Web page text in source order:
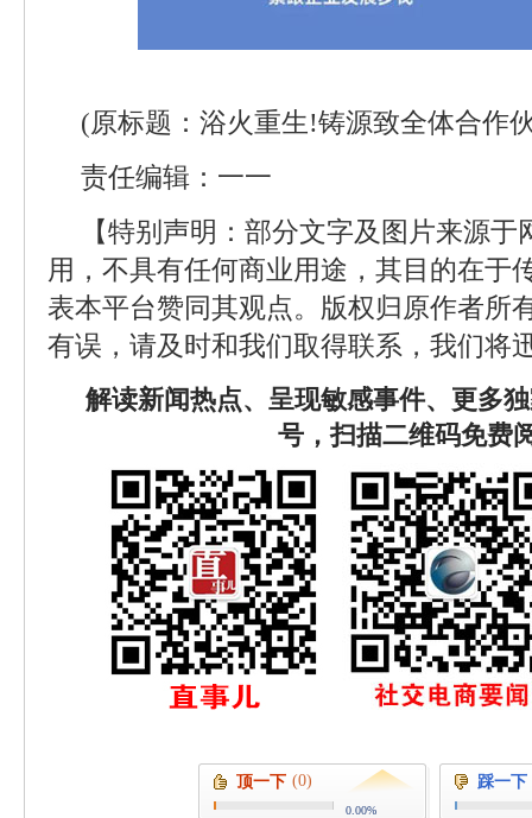
(原标题：浴火重生!铸源致全体合作
责任编辑：一一
【特别声明：部分文字及图片来源
用，不具有任何商业用途，其目的在于
表本平台赞同其观点。版权归原作者所
有误，请及时和我们取得联系，我们将
解读新闻热点、呈现敏感事件、更多
号，扫描二维码免费
顶一下 (0)
0.00%
踩一下